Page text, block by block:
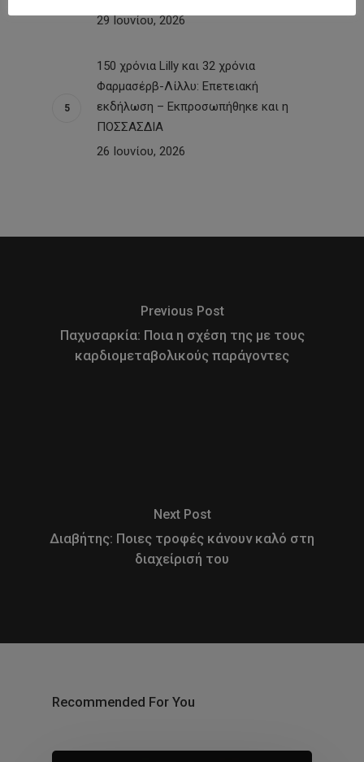
29 Ιουνίου, 2026
150 χρόνια Lilly και 32 χρόνια
Φαρμασέρβ-Λίλλυ: Eπετειακή
εκδήλωση – Εκπροσωπήθηκε και η
ΠΟΣΣΑΣΔΙΑ
26 Ιουνίου, 2026
Previous Post
Παχυσαρκία: Ποια η σχέση της με τους
καρδιομεταβολικούς παράγοντες
Next Post
Διαβήτης: Ποιες τροφές κάνουν καλό στη
διαχείρισή του
Recommended For You